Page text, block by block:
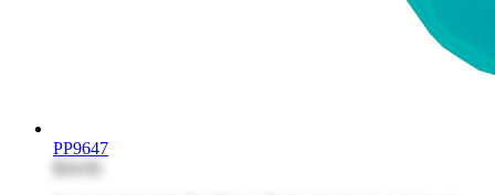
PP9647
$24.92